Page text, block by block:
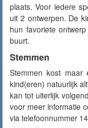
plaats. Voor iedere
uit 2 ontwerpen. De
hun favoriete
buurt.
Stemmen
Stemmen kost
kind(eren) natuurlijk
kan tot uiterlijk
voor meer informatie
via telefoonnummer